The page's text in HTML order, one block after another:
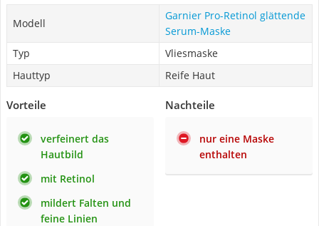
Modell
Garnier Pro-Retinol glättende
Serum-Maske
Typ
Vliesmaske
Hauttyp
Reife Haut
Vorteile
verfeinert das
Hautbild
mit Retinol
mildert Falten und
feine Linien
Nachteile
nur eine Maske
enthalten